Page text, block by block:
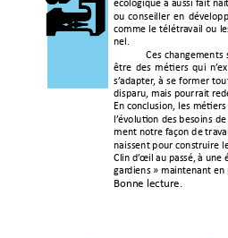
ou conseiller en développ
comme le télétravail ou
nel.
Ces changements
être des méers qui n’
s’adapter, à se former
disparu, mais pourrait red
En conclusion, les méers
l’évoluon des besoins de
ment notre façon de trav
naissent pour construire
Clin d’œil au passé, à une
gardiens » maintenant en
Bonne lecture.